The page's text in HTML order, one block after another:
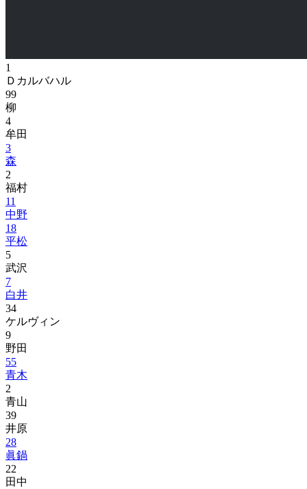
1
Ｄカルバハル
99
柳
4
牟田
3
森
2
福村
11
中野
18
平松
5
武沢
7
白井
34
ケルヴィン
9
野田
55
青木
2
青山
39
井原
28
眞鍋
22
田中